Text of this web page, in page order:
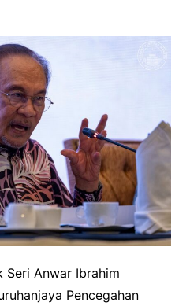
Seri Anwar Ibrahim
Pencegahan